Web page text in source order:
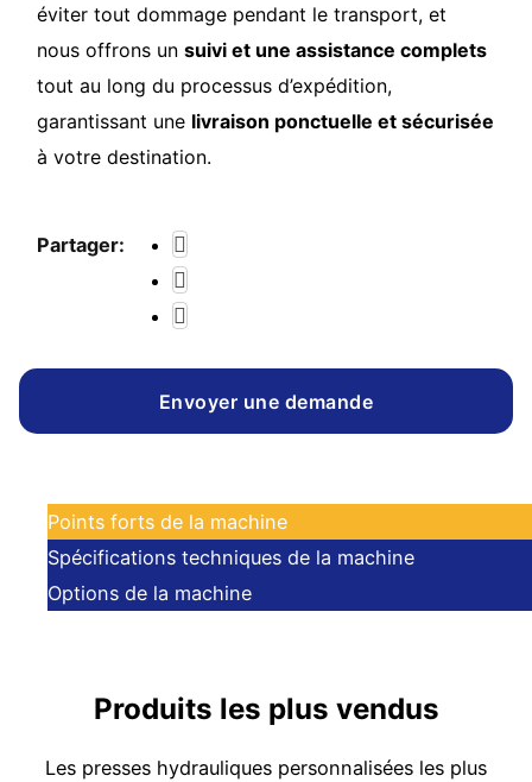
éviter tout dommage pendant le transport, et
nous offrons unsuivi et une assistance complets
tout au long du processus d’expédition,
garantissant une livraison ponctuelle et sécurisée
à votre destination.
Partager:
Envoyer une demande
Points forts de la machine
Spécifications techniques de la machine
Options de la machine
Produits les plus vendus
Les presses hydrauliques personnalisées les plus